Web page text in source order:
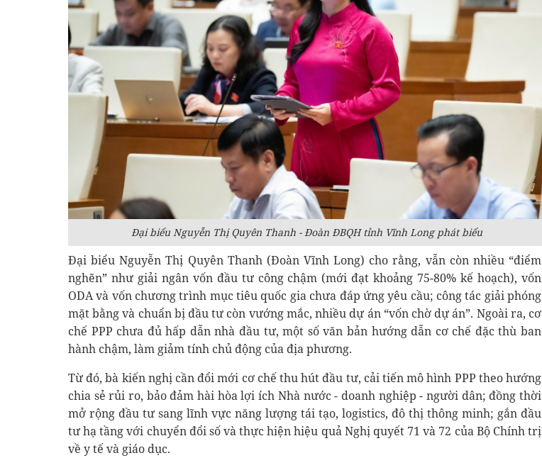
Đại biểu Nguyễn Thị Quyên Thanh - Đoàn ĐBQH tỉnh Vĩnh Long phát biểu
Đại biểu Nguyễn Thị Quyên Thanh (Đoàn Vĩnh Long) cho rằng, vẫn còn nhiều “điểm
nghẽn” như giải ngân vốn đầu tư công chậm (mới đạt khoảng 75-80% kế hoạch), vốn
ODA và vốn chương trình mục tiêu quốc gia chưa đáp ứng yêu cầu; công tác giải phóng
mặt bằng và chuẩn bị đầu tư còn vướng mắc, nhiều dự án “vốn chờ dự án”. Ngoài ra, cơ
chế PPP chưa đủ hấp dẫn nhà đầu tư, một số văn bản hướng dẫn cơ chế đặc thù ban
hành chậm, làm giảm tính chủ động của địa phương.
Từ đó, bà kiến nghị cần đổi mới cơ chế thu hút đầu tư, cải tiến mô hình PPP theo hướng
chia sẻ rủi ro, bảo đảm hài hòa lợi ích Nhà nước - doanh nghiệp - người dân; đồng thời
mở rộng đầu tư sang lĩnh vực năng lượng tái tạo, logistics, đô thị thông minh; gắn đầu
tư hạ tầng với chuyển đổi số và thực hiện hiệu quả Nghị quyết 71 và 72 của Bộ Chính trị
về y tế và giáo dục.